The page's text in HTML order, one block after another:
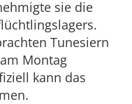
sie die
Tunesiern
Montag
kann das